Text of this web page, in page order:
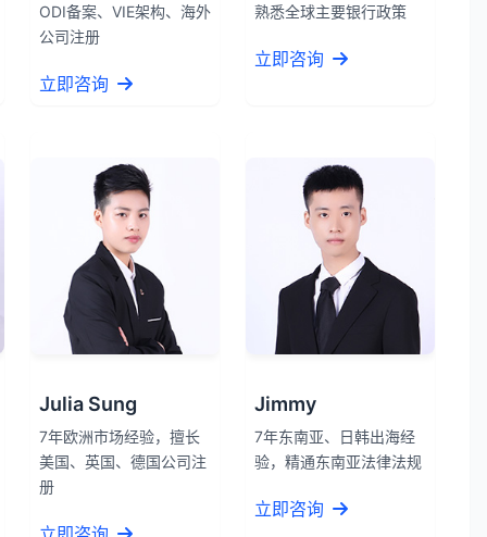
ODI备案、VIE架构、海外
公司注册
立即咨询
熟悉全球主要银行政策
立即咨询
Julia Sung
7年欧洲市场经验，擅长
美国、英国、德国公司注
册
Jimmy
7年东南亚、日韩出海经
验，精通东南亚法律法规
立即咨询